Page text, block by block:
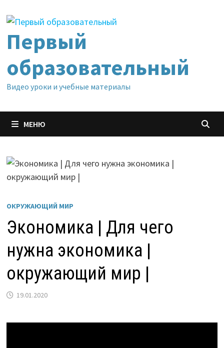
содержимому
Первый
образовательный
Видео уроки и учебные материалы
МЕНЮ
ОКРУЖАЮЩИЙ МИР
Экономика | Для чего
нужна экономика |
окружающий мир |
19.01.2020